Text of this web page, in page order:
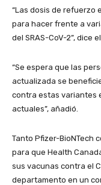
“Las dosis de refuerzo
para hacer frente a
del SRAS-CoV-2”, dice
“Se espera que las
actualizada se
contra estas variantes
actuales”, añadió.
Tanto Pfizer-BioNTech
para que Health
sus vacunas contra el
departamento en un